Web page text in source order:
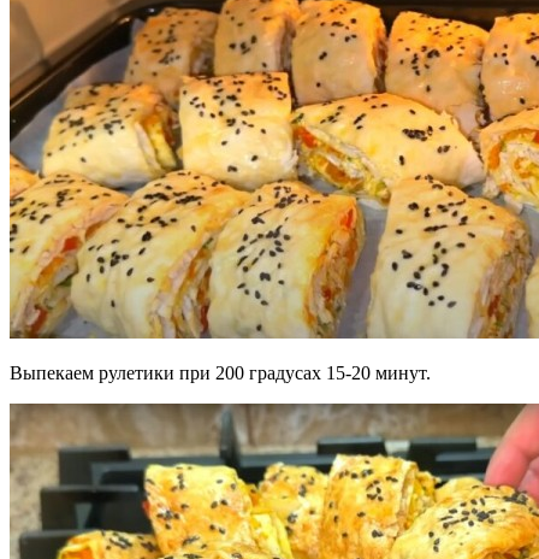
Выпекаем рулетики при 200 градусах 15-20 минут.